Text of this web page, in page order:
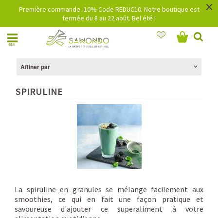
Première commande -10% Code REDUC10. Notre boutique est
fermée du 8 au 22 août. Bel été !
×
MENU
Affiner par
SPIRULINE
La spiruline en granules se mélange facilement aux
smoothies, ce qui en fait une façon pratique et
savoureuse d'ajouter ce superaliment à votre